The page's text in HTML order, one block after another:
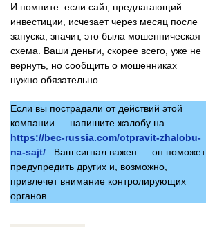
И помните: если сайт, предлагающий
инвестиции, исчезает через месяц после
запуска, значит, это была мошенническая
схема. Ваши деньги, скорее всего, уже не
вернуть, но сообщить о мошенниках
нужно обязательно.
Если вы пострадали от действий этой
компании — напишите жалобу на
https://bec-russia.com/otpravit-zhalobu-
na-sajt/ . Ваш сигнал важен — он поможет
предупредить других и, возможно,
привлечет внимание контролирующих
органов.